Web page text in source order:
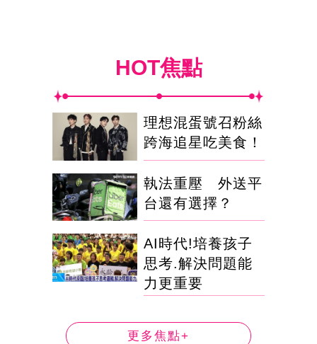
HOT焦點
理想混蛋號召粉絲
跨海追星吃美食！
執法重壓 外送平
台還有選擇？
AI時代!培養孩子
思考.解決問題能
力更重要
更多焦點+